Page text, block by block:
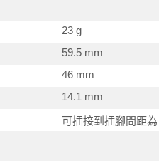
23 g
59.5 mm
46 mm
14.1 mm
可插接到插腳間距